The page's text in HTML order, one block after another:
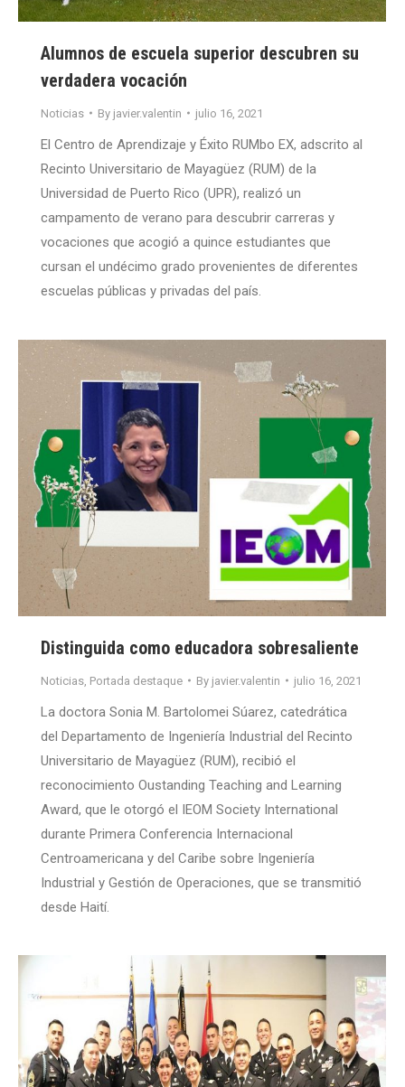
Alumnos de escuela superior descubren su
verdadera vocación
Noticias By javier.valentin julio 16, 2021
El Centro de Aprendizaje y Éxito RUMbo EX, adscrito al
Recinto Universitario de Mayagüez (RUM) de la
Universidad de Puerto Rico (UPR), realizó un
campamento de verano para descubrir carreras y
vocaciones que acogió a quince estudiantes que
cursan el undécimo grado provenientes de diferentes
escuelas públicas y privadas del país.
Distinguida como educadora sobresaliente
Noticias Portada destaque By javier.valentin julio 16, 2021
La doctora Sonia M. Bartolomei Súarez, catedrática
del Departamento de Ingeniería Industrial del Recinto
Universitario de Mayagüez (RUM), recibió el
reconocimiento Oustanding Teaching and Learning
Award, que le otorgó el IEOM Society International
durante Primera Conferencia Internacional
Centroamericana y del Caribe sobre Ingeniería
Industrial y Gestión de Operaciones, que se transmitió
desde Haití.